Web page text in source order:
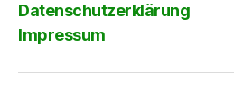
Datenschutzerklärung
Impressum